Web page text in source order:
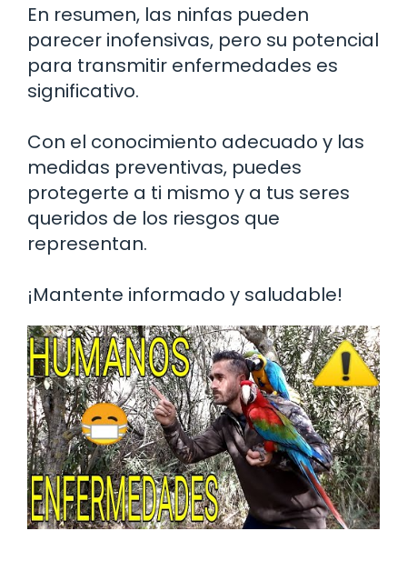
En resumen, las ninfas pueden
parecer inofensivas, pero su potencial
para transmitir enfermedades es
significativo.
Con el conocimiento adecuado y las
medidas preventivas, puedes
protegerte a ti mismo y a tus seres
queridos de los riesgos que
representan.
¡Mantente informado y saludable!